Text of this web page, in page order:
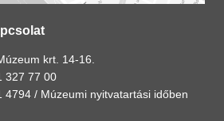
krt. 14-16.
327 77 00
4794 / Múzeumi nyitvatartási időben